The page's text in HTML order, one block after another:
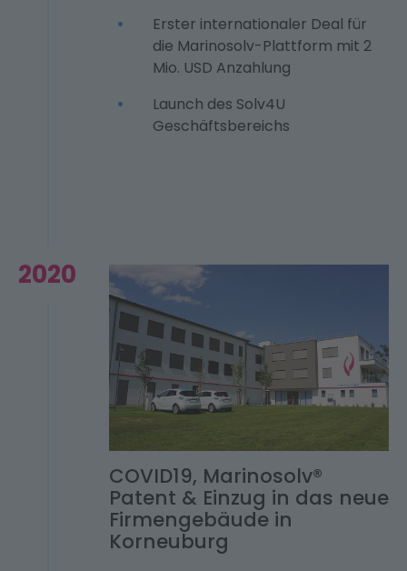
Erster internationaler Deal für
die Marinosolv-Plattform mit 2
Mio. USD Anzahlung
Launch des Solv4U
Geschäftsbereichs
2020
COVID19, Marinosolv®
Patent & Einzug in das neue
Firmengebäude in
Korneuburg